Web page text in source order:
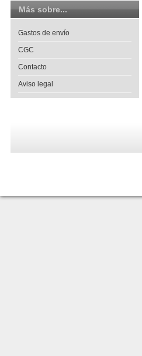
Más sobre...
Gastos de envío
CGC
Contacto
Aviso legal